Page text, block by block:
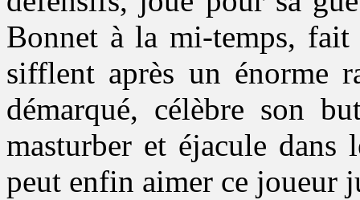
Bonnet à la mi-temps,
sifflent après un énorme
démarqué, célèbre son
masturber et éjacule
peut enfin aimer ce joueur